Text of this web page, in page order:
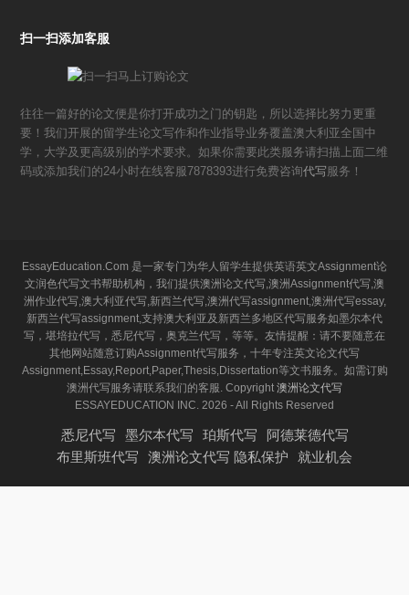
扫一扫添加客服
往往一篇好的论文便是你打开成功之门的钥匙，所以选择比努力更重
要！我们开展的留学生论文写作和作业指导业务覆盖澳大利亚全国中
学，大学及更高级别的学术要求。如果你需要此类服务请扫描上面二维
码或添加我们的24小时在线客服7878393进行免费咨询代写 服务！
EssayEducation.Com 是一家专门为华人留学生提供英语英文Assignment论
文润色代写文书帮助机构，我们提供澳洲论文代写,澳洲Assignment代写,澳
洲作业代写,澳大利亚代写,新西兰代写,澳洲代写assignment,澳洲代写essay,
新西兰代写assignment,支持澳大利亚及新西兰多地区代写服务如墨尔本代
写，堪培拉代写，悉尼代写，奥克兰代写，等等。友情提醒：请不要随意在
其他网站随意订购Assignment代写服务，十年专注英文论文代写
Assignment,Essay,Report,Paper,Thesis,Dissertation等文书服务。如需订购
澳洲代写服务请联系我们的客服. Copyright 澳洲论文代写
ESSAYEDUCATION INC. 2026 - All Rights Reserved
悉尼代写 墨尔本代写 珀斯代写
阿德莱德代写
布里斯班代写
澳洲论文代写 隐私保护 就业机会